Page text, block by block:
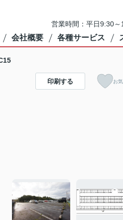
営業時間：平日9:30
会社概要 各種サービス
印刷する お